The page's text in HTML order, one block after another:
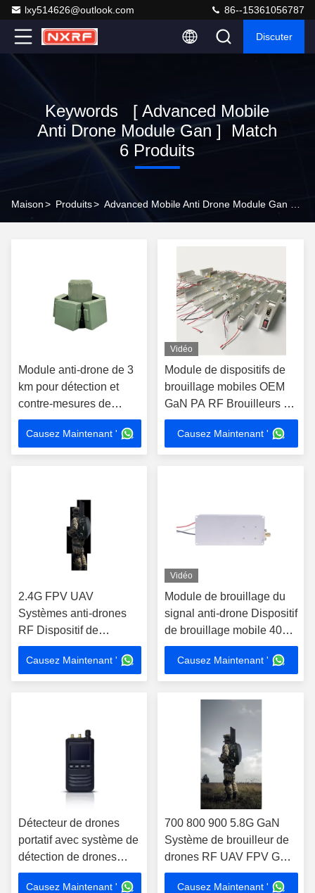
lxy514626@outlook.com 86--15361056787
Discuter
Keywords [ Advanced Mobile
Anti Drone Module Gan ] Match
6 Produits
Maison> Produits>
Module anti-drone de 3
km pour détection et
contre-mesures de
drones mobiles avancés
Causez Maintenant '
Vidéo
Module de dispositifs de
brouillage mobiles OEM
GaN PA RF Brouilleurs de
signaux GPS 1550-
1620MHz
Causez Maintenant '
2.4G FPV UAV
Systèmes anti-drones
RF Dispositif de
brouillage de voiture
GaN Module 720-
1050MHz
Causez Maintenant '
Vidéo
Module de brouillage du
signal anti-drone Dispositif
de brouillage mobile 40W
2400-2500MHz FPV UAV
C-UAS
Causez Maintenant '
Détecteur de drones
portatif avec système de
détection de drones
GaN Technology
Causez Maintenant '
700 800 900 5.8G GaN
Système de brouilleur de
drones RF UAV FPV GPS
720-1050MHz
Causez Maintenant '